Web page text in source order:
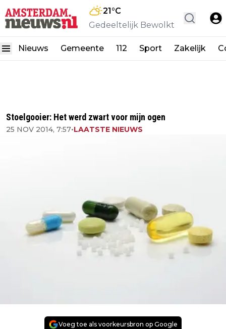
21°C
Gedeeltelijk Bewolkt
Nieuws Gemeente 112 Sport Zakelijk
Stoelgooier: Het werd zwart voor mijn ogen
25 NOV 2014, 7:57•LAATSTE NIEUWS
Voeg toe als voorkeursbron op Google